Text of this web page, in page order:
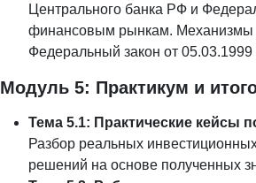
Центрального банка РФ и
финансовым рынкам. Механизмы
Федеральный закон от
Модуль 5: Практикум и
Тема 5.1: Практические кейсы
Разбор реальных
решений на основе полученных